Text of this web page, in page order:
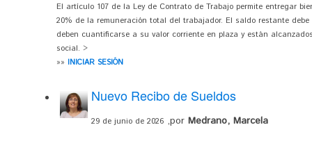
El artículo 107 de la Ley de Contrato de Trabajo permite entregar
20% de la remuneración total del trabajador. El saldo restante
deben cuantificarse a su valor corriente en plaza y están
social. >
»» INICIAR SESIÓN
Nuevo Recibo de Sueldos
29 de junio de 2026 ,por Medrano, Marcela